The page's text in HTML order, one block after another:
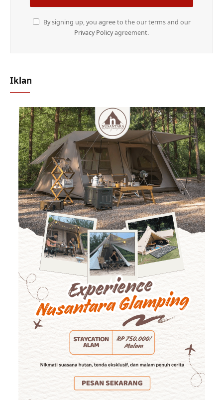
By signing up, you agree to the our terms and our
Privacy Policyagreement.
Iklan